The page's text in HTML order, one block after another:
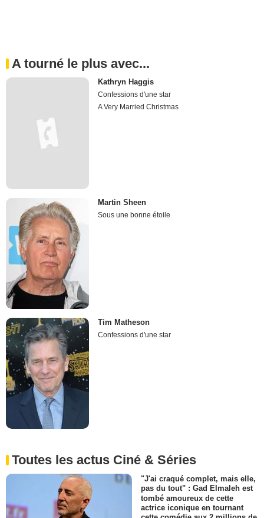
A tourné le plus avec...
Kathryn Haggis
Confessions d'une star
A Very Married Christmas
Martin Sheen
Sous une bonne étoile
Tim Matheson
Confessions d'une star
Toutes les actus Ciné & Séries
"J'ai craqué complet, mais elle,
pas du tout" : Gad Elmaleh est
tombé amoureux de cette
actrice iconique en tournant